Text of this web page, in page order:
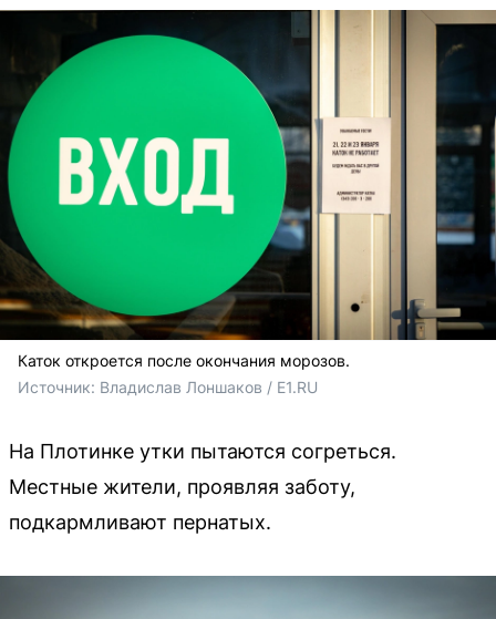
Каток откроется после окончания морозов.
Источник: Владислав Лоншаков / E1.RU
На Плотинке утки пытаются согреться.
Местные жители, проявляя заботу,
подкармливают пернатых.